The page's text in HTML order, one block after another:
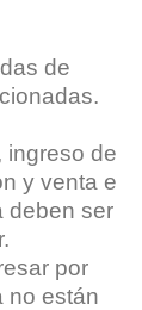
de
ingreso de
y venta e
deben ser
por
no están